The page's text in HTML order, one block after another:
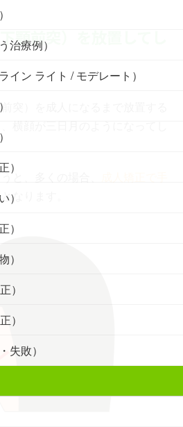
顎前突）を放置してし
突）を成人になるまで放置する
横顔が三日月のようになってし
と、多くの場合、
となります。
治療例）
イン ライト / モデレート）
）
）
）
）
）
）
失敗）